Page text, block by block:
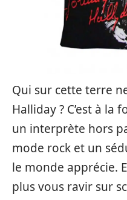
Qui sur cette terre
Halliday ? C’est à la
un interprète hors
mode rock et un
le monde apprécie.
plus vous ravir sur